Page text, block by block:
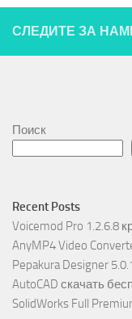
СЛЕДИТЕ ЗА
Поиск
Recent Posts
Voicemod Pro 1.2.6.8
AnyMP4 Video
Pepakura Designer
AutoCAD скачать
SolidWorks Full